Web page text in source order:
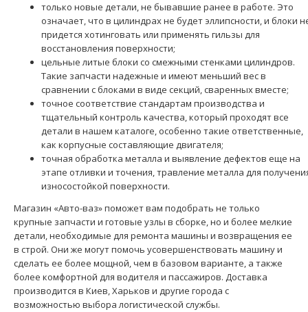
только новые детали, не бывавшие ранее в работе. Это
означает, что в цилиндрах не будет эллипсности, и блоки
придется хотинговать или применять гильзы для
восстановления поверхности;
цельные литые блоки со смежными стенками цилиндров.
Такие запчасти надежные и имеют меньший вес в
сравнении с блоками в виде секций, сваренных вместе;
точное соответствие стандартам производства и
тщательный контроль качества, который проходят все
детали в нашем каталоге, особенно такие ответственные,
как корпусные составляющие двигателя;
точная обработка металла и выявление дефектов еще на
этапе отливки и точения, травление металла для
износостойкой поверхности.
Магазин «Авто-ваз» поможет вам подобрать не только
крупные запчасти и готовые узлы в сборке, но и более мелкие
детали, необходимые для ремонта машины и возвращения ее
в строй. Они же могут помочь усовершенствовать машину и
сделать ее более мощной, чем в базовом варианте, а также
более комфортной для водителя и пассажиров. Доставка
производится в Киев, Харьков и другие города с
возможностью выбора логистической службы.